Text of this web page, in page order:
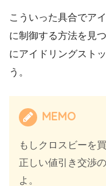
こういった具合でア
に制御する方法を見
にアイドリングスト
う。
MEMO
もしクロスビーを
正しい値引き交渉
よ。